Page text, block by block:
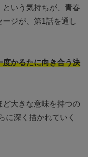
という気持ちが、青春
ジが、第1話を通し
度かるたに向き合う決
ど大きな意味を持つの
に深く描かれていく